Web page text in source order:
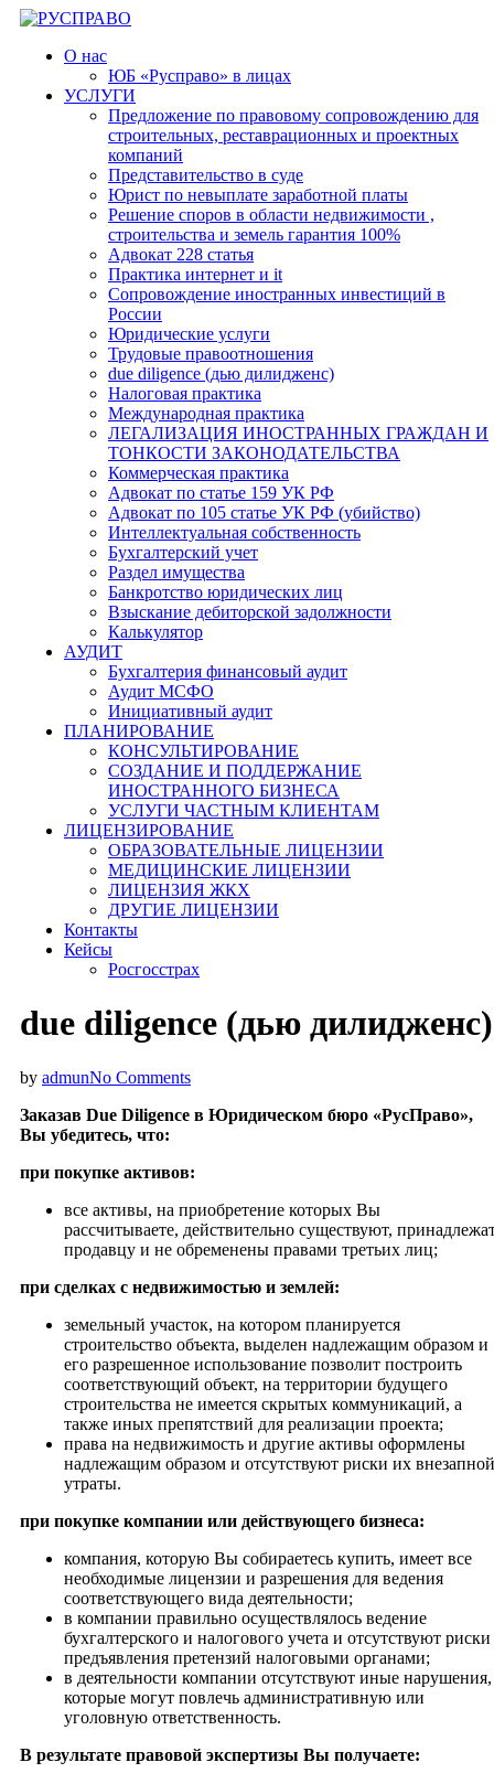
Перейти
содержимому
О нас
ЮБ «Русправо» в лицах
УСЛУГИ
Предложение по правовому сопровождению для
строительных, реставрационных и проектных
компаний
Представительство в суде
Юрист по невыплате заработной платы
Решение споров в области недвижимости ,
строительства и земель гарантия 100%
Адвокат 228 статья
Практика интернет и it
Сопровождение иностранных инвестиций в
России
Юридические услуги
Трудовые правоотношения
due diligence (дью дилидженс)
Налоговая практика
Международная практика
ЛЕГАЛИЗАЦИЯ ИНОСТРАННЫХ ГРАЖДАН И
ТОНКОСТИ ЗАКОНОДАТЕЛЬСТВА
Коммерческая практика
Адвокат по статье 159 УК РФ
Адвокат по 105 статье УК РФ (убийство)
Интеллектуальная собственность
Бухгалтерский учет
Раздел имущества
Банкротство юридических лиц
Взыскание дебиторской задолжности
Калькулятор
АУДИТ
Бухгалтерия финансовый аудит
Аудит МСФО
Инициативный аудит
ПЛАНИРОВАНИЕ
КОНСУЛЬТИРОВАНИЕ
СОЗДАНИЕ И ПОДДЕРЖАНИЕ
ИНОСТРАННОГО БИЗНЕСА
УСЛУГИ ЧАСТНЫМ КЛИЕНТАМ
ЛИЦЕНЗИРОВАНИЕ
ОБРАЗОВАТЕЛЬНЫЕ ЛИЦЕНЗИИ
МЕДИЦИНСКИЕ ЛИЦЕНЗИИ
ЛИЦЕНЗИЯ ЖКХ
ДРУГИЕ ЛИЦЕНЗИИ
Контакты
Кейсы
Росгосстрах
due diligence (дью дилидженс)
by admunNo Comments
Заказав Due Diligence в Юридическом бюро «РусПраво»,
Вы убедитесь, что:
при покупке активов:
все активы, на приобретение которых Вы
рассчитываете, действительно существуют,
продавцу и не обременены правами третьих лиц;
при сделках с недвижимостью и землей:
земельный участок, на котором планируется
строительство объекта, выделен надлежащим образом и
его разрешенное использование позволит построить
соответствующий объект, на территории будущего
строительства не имеется скрытых коммуникаций, а
также иных препятствий для реализации проекта;
права на недвижимость и другие активы оформлены
надлежащим образом и отсутствуют риски их внезапной
утраты.
при покупке компании или действующего бизнеса:
компания, которую Вы собираетесь купить, имеет все
необходимые лицензии и разрешения для ведения
соответствующего вида деятельности;
в компании правильно осуществлялось ведение
бухгалтерского и налогового учета и отсутствуют риски
предъявления претензий налоговыми органами;
в деятельности компании отсутствуют иные нарушения,
которые могут повлечь административную или
уголовную ответственность.
В результате правовой экспертизы Вы получаете: